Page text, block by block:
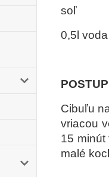
soľ
0,5l voda
Cibuľu
vriacou
15
malé